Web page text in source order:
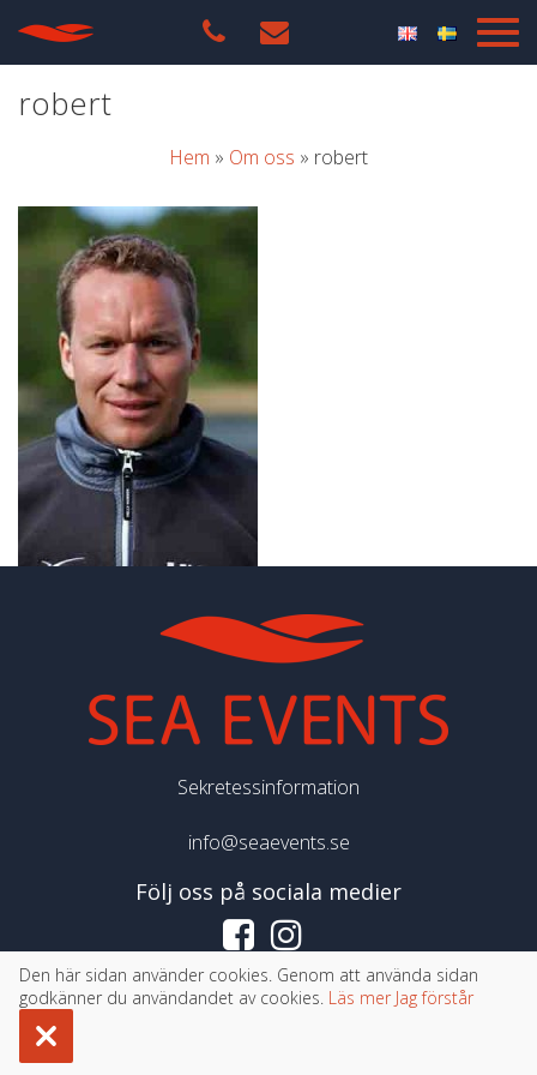
robert
Hem » Om oss » robert
Sekretessinformation
info@seaevents.se
Följ oss på sociala medier
©Copyright 2026 Sea Events
Den här sidan använder cookies. Genom att använda sidan
godkänner du användandet av cookies. Läs mer Jag förstår